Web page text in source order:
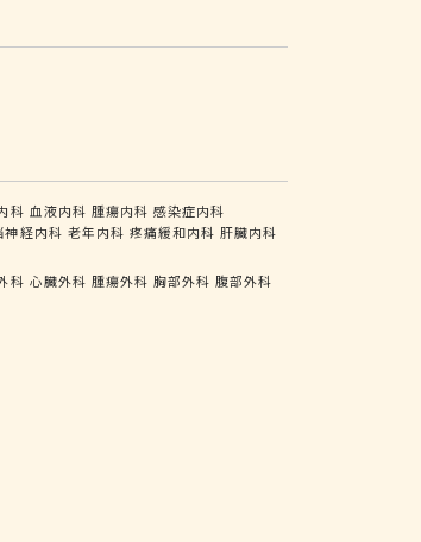
科 血液内科 腫瘍内科 感染症内科
神経内科 老年内科 疼痛緩和内科 肝臓内科
科 心臓外科 腫瘍外科 胸部外科 腹部外科